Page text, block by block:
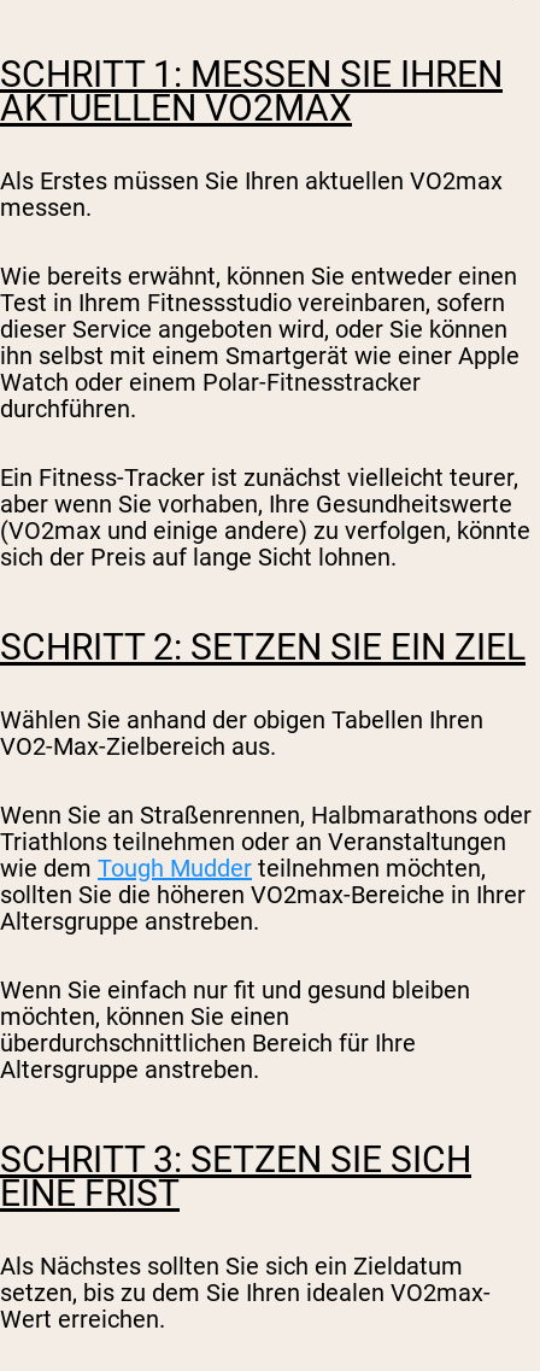
SCHRITT 1: MESSEN SIE IHREN
AKTUELLEN VO2MAX
Als Erstes müssen Sie Ihren aktuellen VO2max
messen.
Wie bereits erwähnt, können Sie entweder einen
Test in Ihrem Fitnessstudio vereinbaren, sofern
dieser Service angeboten wird, oder Sie können
ihn selbst mit einem Smartgerät wie einer Apple
Watch oder einem Polar-Fitnesstracker
durchführen.
Ein Fitness-Tracker ist zunächst vielleicht teurer,
aber wenn Sie vorhaben, Ihre Gesundheitswerte
(VO2max und einige andere) zu verfolgen, könnte
sich der Preis auf lange Sicht lohnen.
SCHRITT 2: SETZEN SIE EIN ZIEL
Wählen Sie anhand der obigen Tabellen Ihren
VO2-Max-Zielbereich aus.
Wenn Sie an Straßenrennen, Halbmarathons oder
Triathlons teilnehmen oder an Veranstaltungen
wie dem Tough Mudder teilnehmen möchten,
sollten Sie die höheren VO2max-Bereiche in Ihrer
Altersgruppe anstreben.
Wenn Sie einfach nur fit und gesund bleiben
möchten, können Sie einen
überdurchschnittlichen Bereich für Ihre
Altersgruppe anstreben.
SCHRITT 3: SETZEN SIE SICH
EINE FRIST
Als Nächstes sollten Sie sich ein Zieldatum
setzen, bis zu dem Sie Ihren idealen VO2max-
Wert erreichen.